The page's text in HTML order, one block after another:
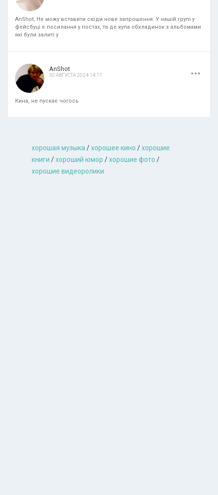
AnShot, Не можу вставити сюди нове запрошення. У нашій групі у
фейсбуці є посилання у постах, та де купа обкладинок з альбомами
які були залиті у
AnShot
30 АВГУСТА 2024 14:11 ...
Кина, не пускає чогось
хорошая музыкa /хорошее кино /хорошие
книги /хороший юмор /хорошие фото /
хорошие видеоролики